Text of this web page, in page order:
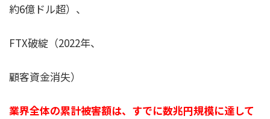
約6億ドル超）、
FTX破綻（2022年、
顧客資金消失）
業界全体の累計被害額は、すでに数兆円規模に達して